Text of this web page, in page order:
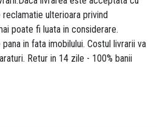
ulterioara privind
poate fi luata in considerare.
in fata imobilului. Costul livrarii va
Retur in 14 zile - 100% banii